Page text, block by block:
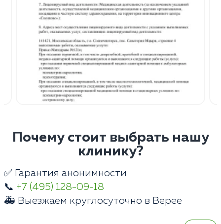
Почему стоит выбрать нашу
клинику?
✅ Гарантия анонимности
📞 +7 (495) 128-09-18
🚑 Выезжаем круглосуточно в Верее